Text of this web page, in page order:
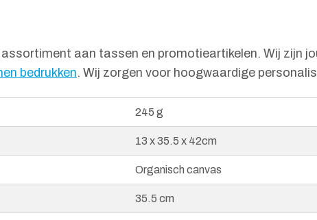
aan tassen en promotieartikelen. Wij zijn
bedrukken. Wij zorgen voor hoogwaardige
245 g
13 x 35.5 x 42cm
Organisch canvas
35.5 cm